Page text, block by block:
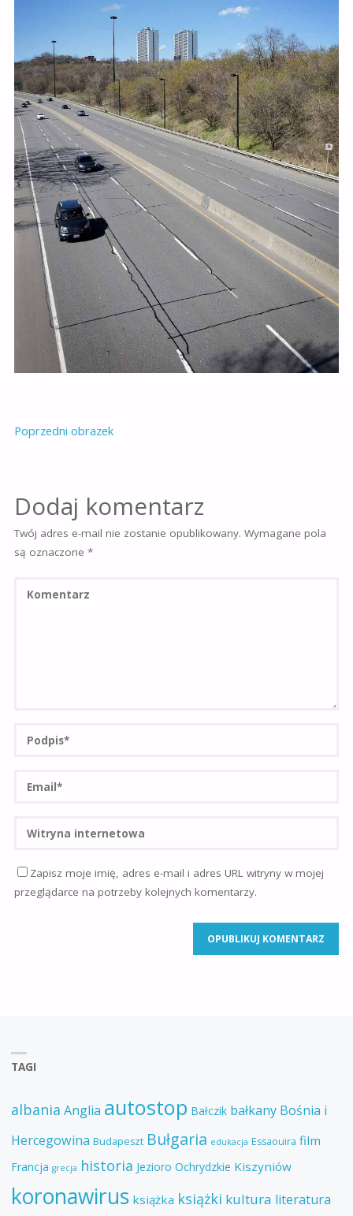
Poprzedni obrazek
Dodaj komentarz
Twój adres e-mail nie zostanie opublikowany. Wymagane pola
są oznaczone *
Zapisz moje imię, adres e-mail i adres URL witryny w mojej
przeglądarce na potrzeby kolejnych komentarzy.
TAGI
albania Anglia autostop Bałczik bałkany Bośnia i
Hercegowina Budapeszt Bułgaria edukacja Essaouira film
Francja grecja historia Jezioro Ochrydzkie Kiszyniów
koronawirus książka książki kultura literatura